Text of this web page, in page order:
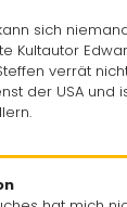
sich
Kultautor
verrät
der USA und